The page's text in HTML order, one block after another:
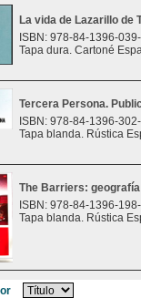
La vida de Lazarillo de
ISBN: 978-84-1396-
Tapa dura. Cartoné
Tercera Persona.
ISBN: 978-84-1396-
Tapa blanda. Rústica
The Barriers:
ISBN: 978-84-1396-
Tapa blanda. Rústica